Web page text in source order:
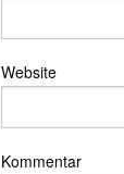
Website
Kommentar